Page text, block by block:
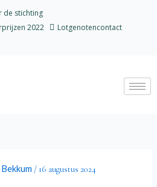
de stichting
2022
Lotgenotencontact
/ 16 augustus 2024